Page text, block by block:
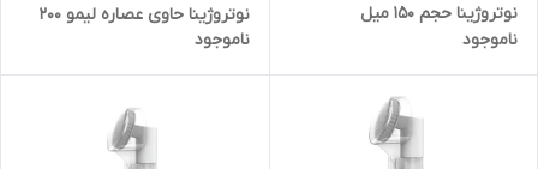
نوتروژینا حجم 150 میل
ناموجود
نوتروژینا حاوی عصاره لیمو ۲۰۰
میل
ناموجود